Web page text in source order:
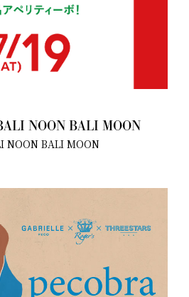
NOON BALI MOON
BALI MOON